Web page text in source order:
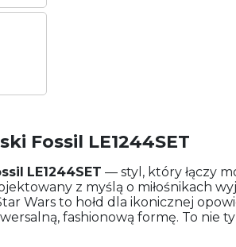
Fossil LE1244SET
LE1244SET — styl, który łączy
z myślą o miłośnikach
Wars to hołd dla ikonicznej
fashionową formę. To nie